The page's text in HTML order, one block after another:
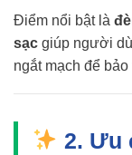
Điểm nổi bật là
sạc giúp người
ngắt mạch để
2. Ưu